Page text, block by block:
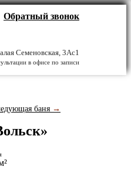
Обратный звонок
Семеновская, 3Ас1
в офисе по записи
баня →